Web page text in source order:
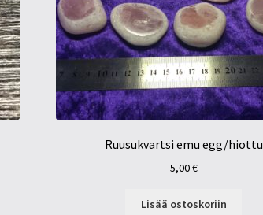
Ruusukvartsi emu egg/hiottu
5,00€
Lisää ostoskoriin